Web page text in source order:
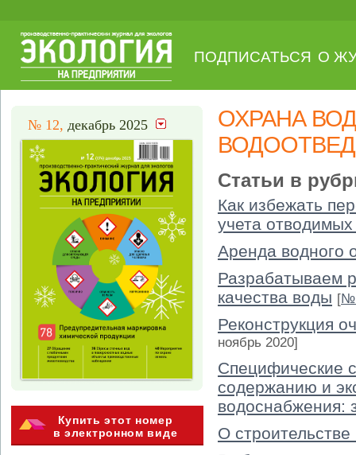
ПОДПИСАТЬСЯ О
№ 12, декабрь 2025
Купить этот номер
в электронном виде
ОХРАНА
Статьи в
Как избежать
учета
Аренда водного
Разрабатываем
качества воды [№
Реконструкция
ноябрь 2020]
Специфические
содержанию и
водоснабжения:
О